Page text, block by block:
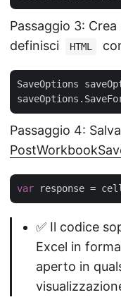
Passaggio 3: Crea
definisci
HTML
SaveOptions
Passaggio 4:
var
✅ Il codice
Excel in
aperto in